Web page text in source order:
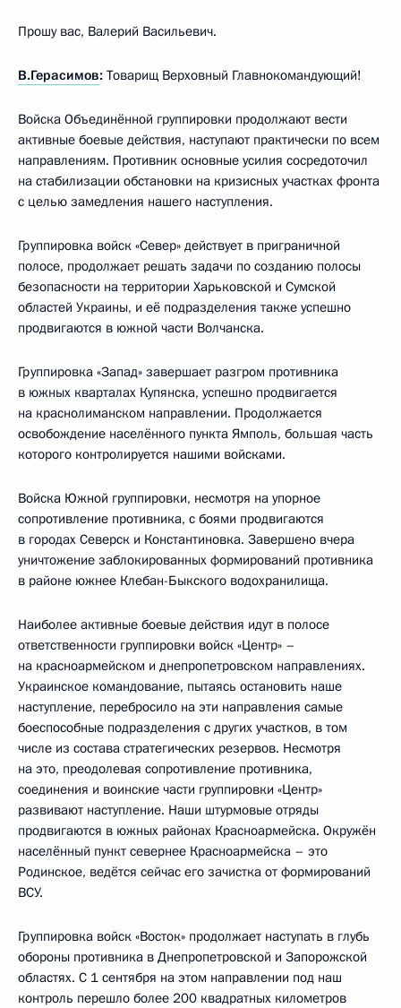
Прошу вас, Валерий Васильевич.
В.Герасимов: Товарищ Верховный Главнокомандующий!
Войска Объединённой группировки продолжают вести
активные боевые действия, наступают практически по всем
направлениям. Противник основные усилия сосредоточил
на стабилизации обстановки на кризисных участках фронта
с целью замедления нашего наступления.
Группировка войск «Север» действует в приграничной
полосе, продолжает решать задачи по созданию полосы
безопасности на территории Харьковской и Сумской
областей Украины, и её подразделения также успешно
продвигаются в южной части Волчанска.
Группировка «Запад» завершает разгром противника
в южных кварталах Купянска, успешно продвигается
на краснолиманском направлении. Продолжается
освобождение населённого пункта Ямполь, большая часть
которого контролируется нашими войсками.
Войска Южной группировки, несмотря на упорное
сопротивление противника, с боями продвигаются
в городах Северск и Константиновка. Завершено вчера
уничтожение заблокированных формирований противника
в районе южнее Клебан-Быкского водохранилища.
Наиболее активные боевые действия идут в полосе
ответственности группировки войск «Центр» –
на красноармейском и днепропетровском направлениях.
Украинское командование, пытаясь остановить наше
наступление, перебросило на эти направления самые
боеспособные подразделения с других участков, в том
числе из состава стратегических резервов. Несмотря
на это, преодолевая сопротивление противника,
соединения и воинские части группировки «Центр»
развивают наступление. Наши штурмовые отряды
продвигаются в южных районах Красноармейска. Окружён
населённый пункт севернее Красноармейска – это
Родинское, ведётся сейчас его зачистка от формирований
ВСУ.
Группировка войск «Восток» продолжает наступать в глубь
обороны противника в Днепропетровской и Запорожской
областях. С 1 сентября на этом направлении под наш
контроль перешло более 200 квадратных километров